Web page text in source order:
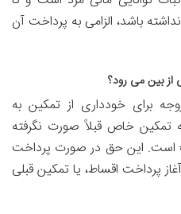
باشد، الزامی به پرداخت آن
بین می رود؟
برای خودداری از تمکین به
تمکین خاص قبلاً صورت نگرفته
است. این حق در صورت پرداخت
پرداخت اقساط، یا تمکین قبلی